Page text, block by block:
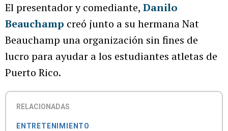
El presentador y comediante, Danilo
Beauchamp creó junto a su hermana Nat
Beauchamp una organización sin fines de
lucro para ayudar a los estudiantes atletas de
Puerto Rico.
RELACIONADAS
ENTRETENIMIENTO